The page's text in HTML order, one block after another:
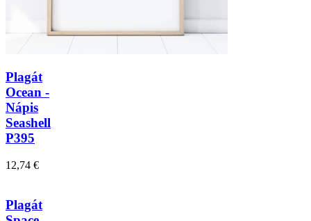
Plagát
Ocean -
Nápis
Seashell
P395
12,74 €
Plagát